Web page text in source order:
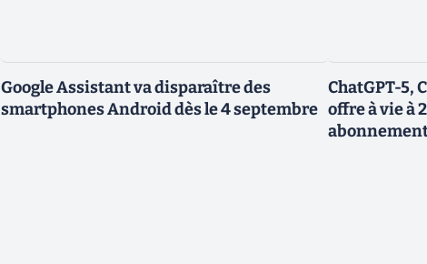
Google Assistant va disparaître des
smartphones Android dès le 4 septembre
ChatGPT-5,
offre à vie à